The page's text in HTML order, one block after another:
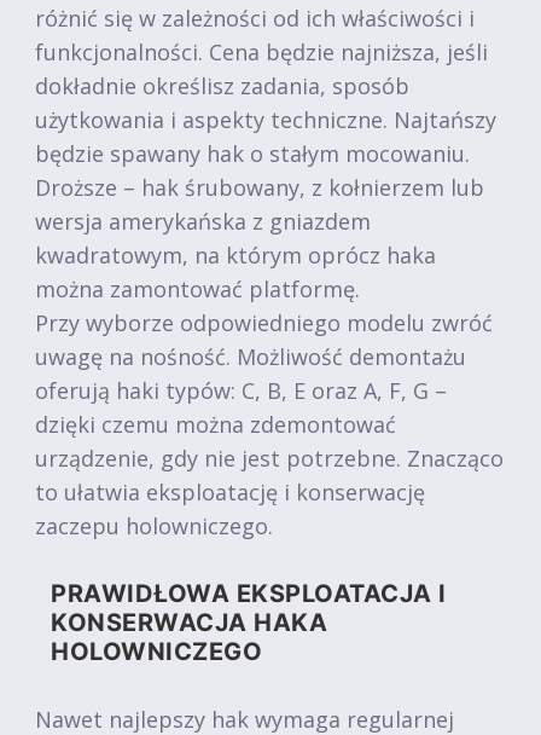
różnić się w zależności od ich właściwości i
funkcjonalności. Cena będzie najniższa, jeśli
dokładnie określisz zadania, sposób
użytkowania i aspekty techniczne. Najtańszy
będzie spawany hak o stałym mocowaniu.
Droższe – hak śrubowany, z kołnierzem lub
wersja amerykańska z gniazdem
kwadratowym, na którym oprócz haka
można zamontować platformę.
Przy wyborze odpowiedniego modelu zwróć
uwagę na nośność. Możliwość demontażu
oferują haki typów: C, B, E oraz A, F, G –
dzięki czemu można zdemontować
urządzenie, gdy nie jest potrzebne. Znacząco
to ułatwia eksploatację i konserwację
zaczepu holowniczego.
PRAWIDŁOWA EKSPLOATACJA I
KONSERWACJA HAKA
HOLOWNICZEGO
Nawet najlepszy hak wymaga regularnej